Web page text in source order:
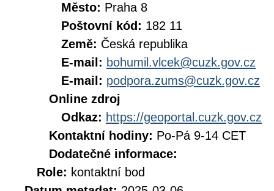
Město: Praha 8
Poštovní kód: 182 11
Země: Česká republika
E-mail: bohumil.vlcek@cuzk.gov.cz
E-mail: podpora.zums@cuzk.gov.cz
Online zdroj
Odkaz: https://geoportal.cuzk.gov.cz
Kontaktní hodiny: Po-Pá 9-14 CET
Dodatečné informace:
Role: kontaktní bod